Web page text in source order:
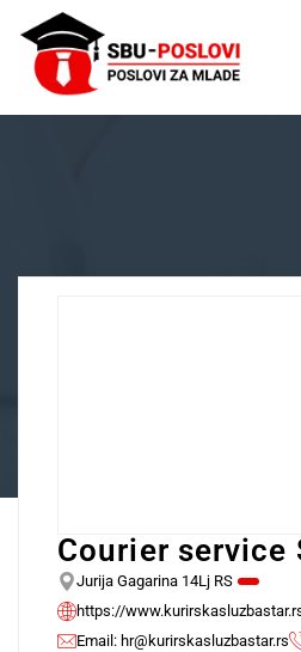
Courier service
Jurija Gagarina 14Lj RS
https://
Email: hr@kurirskasluzbastar.rs